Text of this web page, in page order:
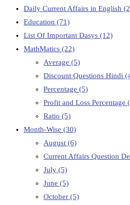
Daily Current Affairs in English
Education (71)
List Of Important Dasys (12)
MathMatics (22)
Average (5)
Discount Questions Hindi
Percentage (5)
Profit and Loss Percentage
Ratio (5)
Month-Wise (30)
August (6)
Current Affairs Question
July (5)
June (5)
October (5)